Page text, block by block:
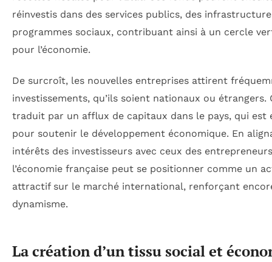
réinvestis dans des services publics, des
programmes sociaux, contribuant ainsi à un cercle
pour l’économie.
De surcroît, les nouvelles entreprises attirent
investissements, qu’ils soient nationaux ou étrangers.
traduit par un afflux de capitaux dans le pays, qui est
pour soutenir le développement économique. En
intérêts des investisseurs avec ceux des
l’économie française peut se positionner comme un
attractif sur le marché international, renforçant
dynamisme.
La création d’un tissu social et